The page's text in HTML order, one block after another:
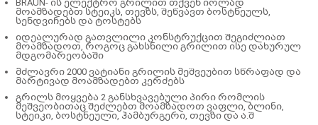
BRAUN- ის ელექტრო გრილით თქვენ იოლად
მოამზადებთ სტეიკს, თევზს, შეწვავთ ბოსტნეულს,
სენდვიჩებს და ტოსტებს
იდეალურად გათვლილი კონსტრუქცით შეგიძლიათ
მოამზადოთ, როგოც გახსნილი გრილით ისე დახურულ
მდგომარეობაში
მძლავრი 2000 ვატიანი გრილის მეშვეუბით სწრაფად და
მარტივად მოამზადებთ კერძებს
გრილს მოყვება 2 განსხვავებული პირი რომლის
მეშვეობითაც შეძლებთ მოამზადოთ ვაფლი, ბლინი,
სტეიკი, ბოსტნეული, ჰამბურგერი, თევზი და ა.შ